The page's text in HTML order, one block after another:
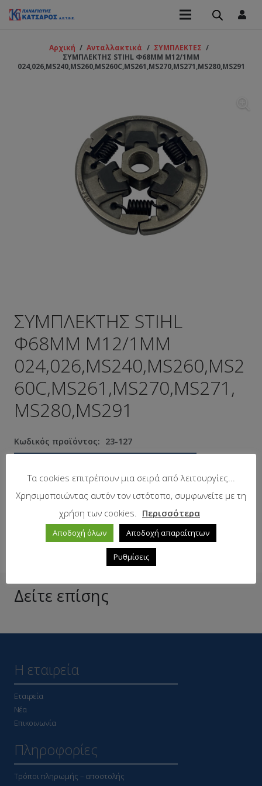
Αρχική / Ανταλλακτικά / ΣΥΜΠΛΕΚΤΕΣ /
ΣΥΜΠΛΕΚΤΗΣ STIHL Φ68MM M12/1MM
024,026,MS240,MS260,MS260C,MS261,MS270,MS271,MS280,MS291
ΣΥΜΠΛΕΚΤΗΣ STIHL
Φ68MM M12/1MM
024,026,MS240,MS260,MS2
60C,MS261,MS270,MS271,
MS280,MS291
Κωδικός προϊόντος: 23-127
Δείτε επίσης
Η εταιρεία
Εταιρεία
Νέα
Επικοινωνία
Πληροφορίες
Τρόποι πληρωμής – αποστολής
Τα cookies επιτρέπουν μια σειρά από λειτουργίες...
Χρησιμοποιώντας αυτόν τον ιστότοπο, συμφωνείτε με τη
χρήση των cookies.
Περισσότερα
Αποδοχή όλων Αποδοχή απαραίτητων
Ρυθμίσεις